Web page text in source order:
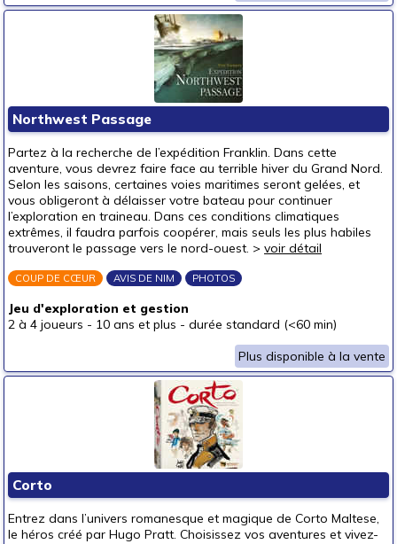
Northwest Passage
Partez à la recherche de l’expédition Franklin. Dans cette
aventure, vous devrez faire face au terrible hiver du Grand Nord.
Selon les saisons, certaines voies maritimes seront gelées, et
vous obligeront à délaisser votre bateau pour continuer
l’exploration en traineau. Dans ces conditions climatiques
extrêmes, il faudra parfois coopérer, mais seuls les plus habiles
trouveront le passage vers le nord-ouest. > voir détail
COUP DE CŒUR AVIS DE NIM PHOTOS
Jeu d'exploration et gestion
2 à 4 joueurs - 10 ans et plus - durée standard (<60 min)
Plus disponible à la vente
Corto
Entrez dans l’univers romanesque et magique de Corto Maltese,
le héros créé par Hugo Pratt. Choisissez vos aventures et vivez-